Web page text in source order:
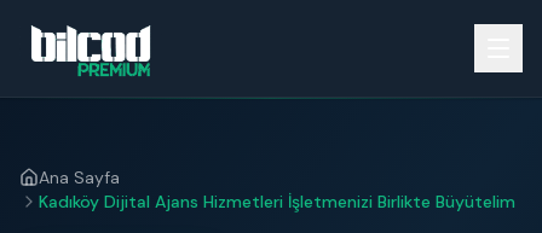
Ana Sayfa
Kadıköy Dijital Ajans Hizmetleri İşletmenizi Birlikte Büyütelim